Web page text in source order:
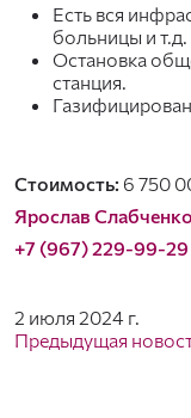
Есть вся
больницы и т.д.
Остановка
станция.
Стоимость: 6 750
Ярослав Слабченко
+7 (967) 229-99-29
2 июля 2024 г.
Предыдущая